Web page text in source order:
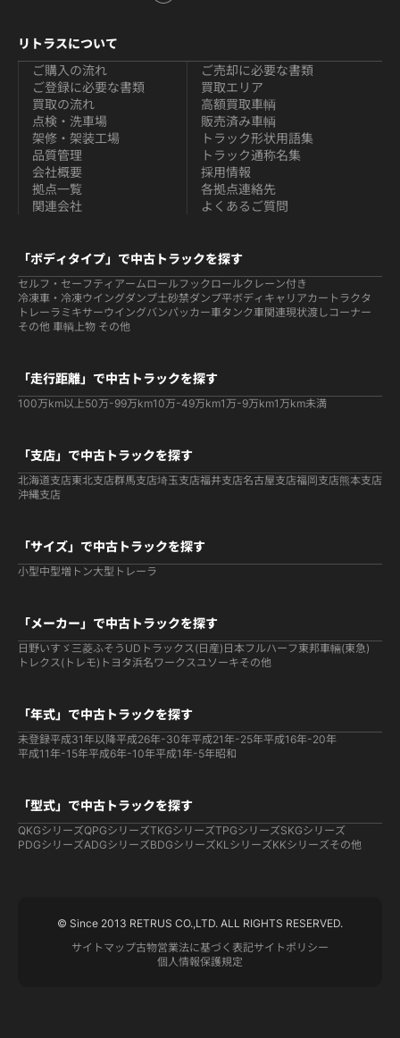
リトラスについて
ご購入の流れ
ご登録に必要な書類
買取の流れ
ご売却に必要な書類
買取エリア
高額買取車輌
点検・洗車場
架修・架装工場
品質管理
販売済み車輌
トラック形状用語集
トラック通称名集
会社概要
拠点一覧
関連会社
採用情報
各拠点連絡先
よくあるご質問
「ボディタイプ」で中古トラックを探す
セルフ・セーフティ アームロールフックロールクレーン付き
冷凍車・冷凍ウイングダンプ土砂禁ダンプ平ボディ キャリアカー トラクタ
トレーラ ミキサーウイングバンパッカー車タンク車関連現状渡しコーナー
その他 車輌上物 その他
「走行距離」で中古トラックを探す
100万km以上50万-99万km10万-49万km1万-9万km1万km未満
「支店」で中古トラックを探す
北海道支店東北支店群馬支店埼玉支店福井支店名古屋支店福岡支店熊本支店
沖縄支店
「サイズ」で中古トラックを探す
小型中型増トン大型 トレーラ
「メーカー」で中古トラックを探す
日野いすゞ 三菱ふそう UDトラックス(日産) 日本フルハーフ 東邦車輛(東急)
トレクス(トレモ) トヨタ浜名ワークスユソーキその他
「年式」で中古トラックを探す
未登録平成31年以降平成26年-30年平成21年-25年平成16年-20年
平成11年-15年平成6年-10年平成1年-5年昭和
「型式」で中古トラックを探す
QKGシリーズQPGシリーズTKGシリーズTPGシリーズSKGシリーズ
PDGシリーズADGシリーズBDGシリーズKLシリーズKKシリーズその他
© Since 2013 RETRUS CO.,LTD. ALL RIGHTS RESERVED.
サイトマップ古物営業法に基づく表記サイトポリシー
個人情報保護規定